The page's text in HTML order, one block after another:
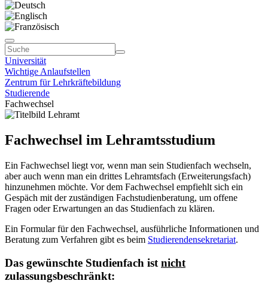
Universität
Wichtige Anlaufstellen
Zentrum für Lehrkräftebildung
Studierende
Fachwechsel
Fachwechsel im Lehramtsstudium
Ein Fachwechsel liegt vor, wenn man sein Studienfach wechseln,
aber auch wenn man ein drittes Lehramtsfach (Erweiterungsfach)
hinzunehmen möchte. Vor dem Fachwechsel empfiehlt sich ein
Gespäch mit der zuständigen Fachstudienberatung, um offene
Fragen oder Erwartungen an das Studienfach zu klären.
Ein Formular für den Fachwechsel, ausführliche Informationen und
Beratung zum Verfahren gibt es beim Studierendensekretariat.
Das gewünschte Studienfach ist nicht
zulassungsbeschränkt: